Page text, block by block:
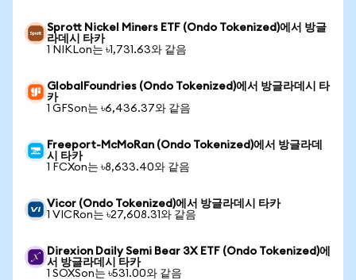
Sprott Nickel Miners ETF (Ondo Tokenized)에서 방글
라데시 타카
1 NIKLon는 ৳1,731.63와 같음
GlobalFoundries (Ondo Tokenized)에서 방글라데시 타
카
1 GFSon는 ৳6,436.37와 같음
Freeport-McMoRan (Ondo Tokenized)에서 방글라데
시 타카
1 FCXon는 ৳8,633.40와 같음
Vicor (Ondo Tokenized)에서 방글라데시 타카
1 VICRon는 ৳27,608.31와 같음
Direxion Daily Semi Bear 3X ETF (Ondo Tokenized)에
서 방글라데시 타카
1 SOXSon는 ৳531.00와 같음